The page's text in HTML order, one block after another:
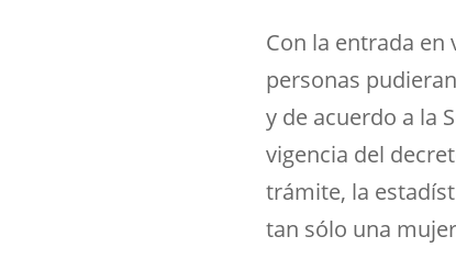
Con la entrada en
personas
y de acuerdo a la
vigencia del
trámite, la
tan sólo una